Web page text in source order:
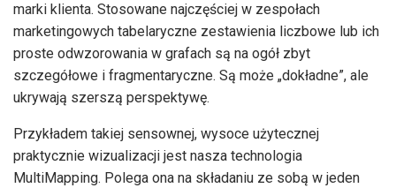
marki klienta. Stosowane najczęściej w zespołach
marketingowych tabelaryczne zestawienia liczbowe lub ich
proste odwzorowania w grafach są na ogół zbyt
szczegółowe i fragmentaryczne. Są może „dokładne”, ale
ukrywają szerszą perspektywę.
Przykładem takiej sensownej, wysoce użytecznej
praktycznie wizualizacji jest nasza technologia
MultiMapping. Polega ona na składaniu ze sobą w jeden